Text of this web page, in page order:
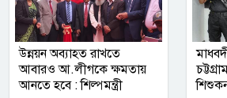
উন্নয়ন অব্যাহত রাখতে
আবারও আ.লীগকে ক্ষমতায়
আনতে হবে : শিল্পমন্ত্রী